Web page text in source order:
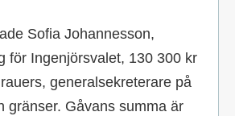
Sofia Johannesson,
för Ingenjörsvalet, 130 300 kr
generalsekreterare på
gränser. Gåvans summa är